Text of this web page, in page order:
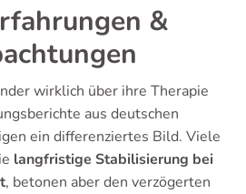
&
wirklich über ihre Therapie
aus deutschen
ein differenziertes Bild. Viele
langfristige Stabilisierung bei
, betonen aber den verzögerten